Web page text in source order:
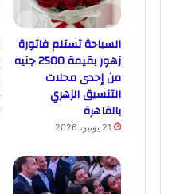
السياحة تستلم فاتورة
زهور بقيمة 2500 جنيه
من إحدى محلات
التنسيق الزهري
بالقاهرة
21 يونيو، 2026